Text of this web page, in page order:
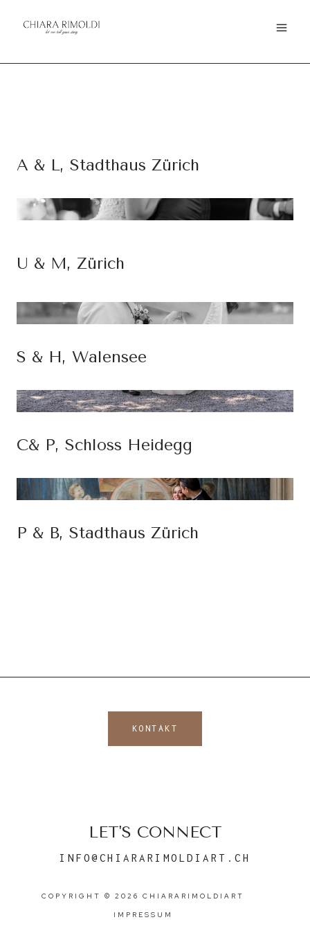
Inhalt
A & L, Stadthaus Zürich
U & M, Zürich
S & H, Walensee
C& P, Schloss Heidegg
P & B, Stadthaus Zürich
KONTAKT
LET'S CONNECT
INFO@CHIARARIMOLDIART.CH
COPYRIGHT © 2026 CHIARARIMOLDIART
IMPRESSUM